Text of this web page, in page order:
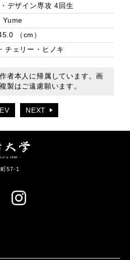
デザイン専攻 4回生
Yume
（cm）
チェリー・ヒノキ
者本人に帰属しています。画
製はご遠慮願います。
NEXT
57-1